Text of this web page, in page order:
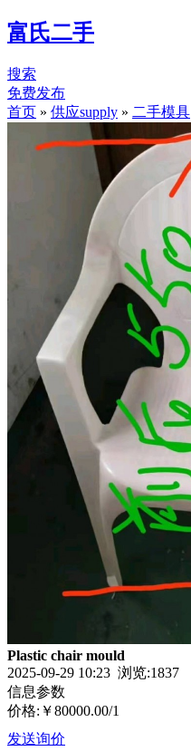
富氏二手
搜索
免费发布
首页 » 供应supply » 二手模具
Plastic chair mould
2025-09-29 10:23 浏览:1837
信息参数
价格: ￥80000.00/1
发送询价